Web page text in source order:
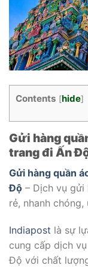
Contents [hide]
Gửi hàng
trang đi Ấn
Gửi hàng quần
Độ – Dịch vụ
rẻ, nhanh
Indiapost là sự
cung cấp dịch
Độ với chất